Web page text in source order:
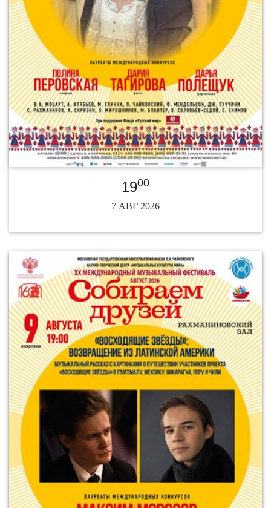
1900
7 АВГ 2026